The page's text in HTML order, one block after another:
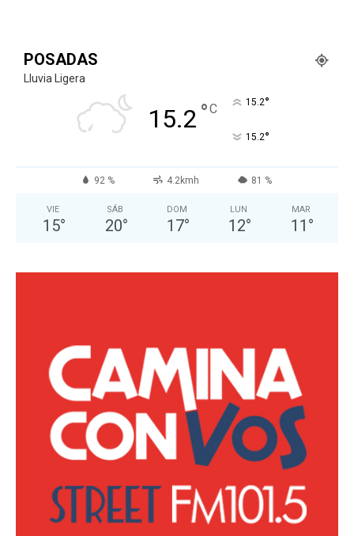
POSADAS
Lluvia Ligera
15.2 °C 15.2°
15.2°
92 % 4.2kmh 81 %
VIE
15°
SÁB
20°
DOM
17°
LUN
12°
MAR
11 °